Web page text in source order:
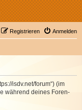
Anmelden
Registrieren
isdv.net/forum“) (im
während deines Foren-